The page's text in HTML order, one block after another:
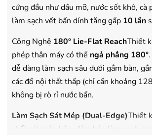
cứng đầu như dầu mỡ, nước sốt khô, cà
làm sạch vết bẩn dính tăng gấp 10 lần
Công Nghệ 180° Lie-Flat ReachThiết
phép thân máy có thể ngả phẳng 180°
dễ dàng làm sạch sâu dưới gầm bàn,
các đồ nội thất thấp (chỉ cần khoảng
không bị rò rỉ nước bẩn.
Làm Sạch Sát Mép (Dual-Edge)Thiết
chổi sát mép kép, đảm bảo làm sạch